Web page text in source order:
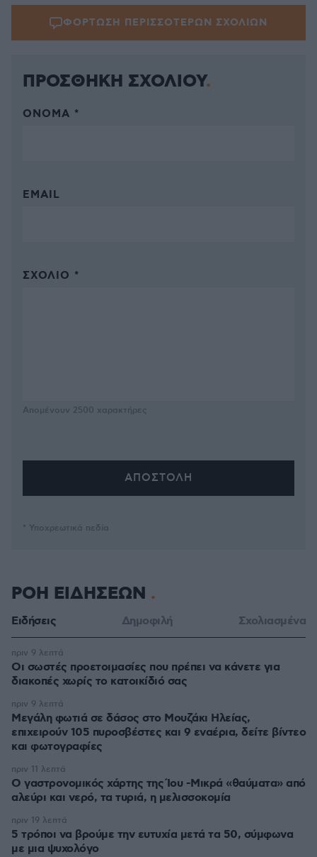
ΦΟΡΤΩΣΗ ΠΕΡΙΣΣΟΤΕΡΩΝ ΣΧΟΛΙΩΝ
ΠΡΟΣΘΗΚΗ ΣΧΟΛΙΟΥ
ΌΝΟΜΑ *
EMAIL
ΣΧΌΛΙΟ *
Απομένουν 2500 χαρακτήρες
* Υποχρεωτικά πεδία
ΡΟΗ ΕΙΔΗΣΕΩΝ
Ειδήσεις Δημοφιλή Σχολιασμένα
Οι σωστές προετοιμασίες που πρέπει να κάνετε για
διακοπές χωρίς το κατοικίδιό σας
πριν 9 λεπτά
Μεγάλη φωτιά σε δάσος στο Μουζάκι Ηλείας,
επιχειρούν 105 πυροσβέστες και 9 εναέρια, δείτε βίντεο
και φωτογραφίες
πριν 9 λεπτά
Ο γαστρονομικός χάρτης της Ίου -Μικρά «θαύματα» από
αλεύρι και νερό, τα τυριά, η μελισσοκομία
πριν 11 λεπτά
5 τρόποι να βρούμε την ευτυχία μετά τα 50, σύμφωνα
με μια ψυχολόγο
πριν 19 λεπτά